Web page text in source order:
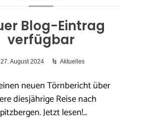
Blog-Eintrag
verfügbar
27. August 2024 Aktuelles
neuen Törnbericht über
diesjährige Reise nach
Jetzt lesen!…